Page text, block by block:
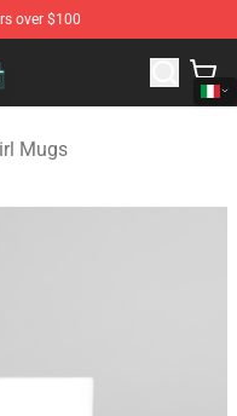
over $100
Merchandise Store
Mugs